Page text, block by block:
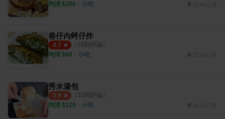
均消 $200 ・ 小吃 13.41公里
巷仔內蚵仔炸
4.7 （ 18則評論）
均消 $60 ・ 小吃
秀水湯包
3.9 （ 33則評論）
均消 $120 ・ 小吃